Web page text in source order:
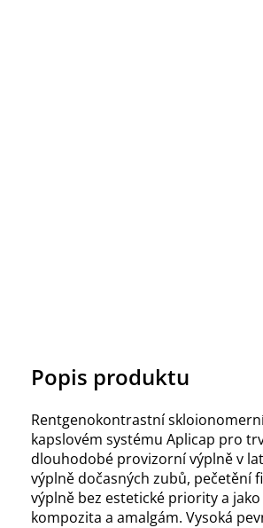
Popis produktu
Rentgenokontrastní
kapslovém systému Aplicap pro
dlouhodobé provizorní výplně v
výplně dočasných zubů, pečetění
výplně bez estetické priority a
kompozita a amalgám. Vysoká